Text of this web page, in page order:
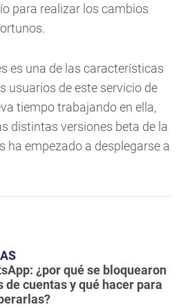
para realizar los cambios
es una de las características
usuarios de este servicio de
tiempo trabajando en ella,
distintas versiones beta de la
ha empezado a desplegarse a
¿por qué se bloquearon
de cuentas y qué hacer para